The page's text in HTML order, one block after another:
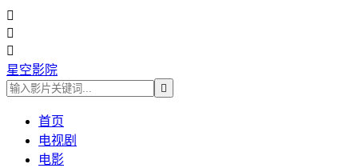



星空影院

首页
电视剧
电影